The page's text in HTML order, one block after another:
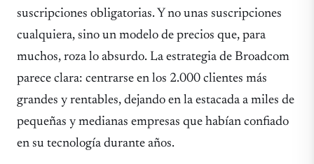
suscripciones obligatorias. Y no unas suscripciones
cualquiera, sino un modelo de precios que, para
muchos, roza lo absurdo. La estrategia de Broadcom
parece clara: centrarse en los 2.000 clientes más
grandes y rentables, dejando en la estacada a miles de
pequeñas y medianas empresas que habían confiado
en su tecnología durante años.